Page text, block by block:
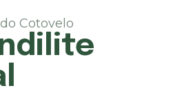
Cotovelo